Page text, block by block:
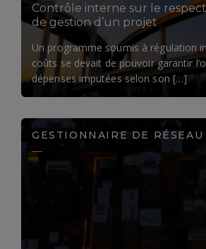
Contrôle interne sur le
de gestion d’un projet
Un programme soumis à régulation
coûts se devait de pouvoir garantir
dépenses imputées selon son […]
GESTIONNAIRE DE RÉSEAU